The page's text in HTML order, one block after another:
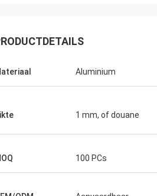
wat ik
uitstekende
werk met!
Aluminium
1 mm, of douane
100 PCs